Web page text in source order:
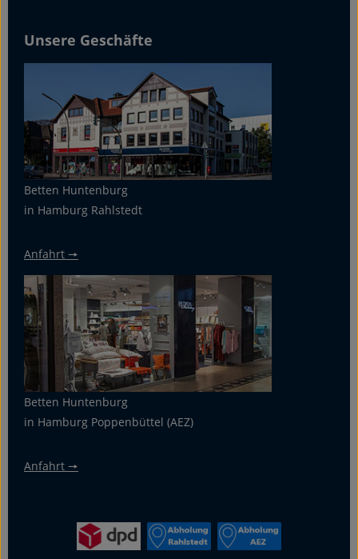
Unsere Geschäfte
Betten Huntenburg
in Hamburg Rahlstedt
Anfahrt 🠖
Betten Huntenburg
in Hamburg Poppenbüttel (AEZ)
Anfahrt 🠖